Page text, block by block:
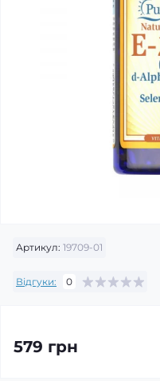
Артикул: 19709-01
Відгуки: 0
579 грн